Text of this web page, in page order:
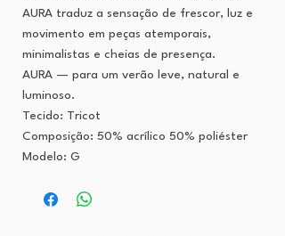
AURA traduz a sensação de frescor, luz e
movimento em peças atemporais,
minimalistas e cheias de presença.
AURA — para um verão leve, natural e
luminoso.
Tecido: Tricot
Composição: 50% acrílico 50% poliéster
Modelo: G